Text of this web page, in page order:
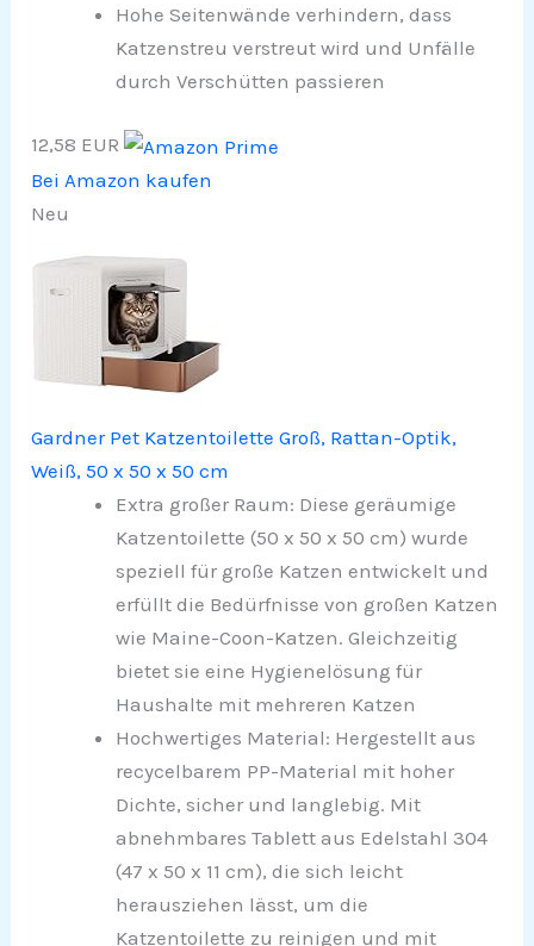
Hohe Seitenwände verhindern, dass
Katzenstreu verstreut wird und Unfälle
durch Verschütten passieren
12,58 EUR
Bei Amazon kaufen
Neu
Gardner Pet Katzentoilette Groß, Rattan-Optik,
Weiß, 50 x 50 x 50 cm
Extra großer Raum: Diese geräumige
Katzentoilette (50 x 50 x 50 cm) wurde
speziell für große Katzen entwickelt und
erfüllt die Bedürfnisse von großen Katzen
wie Maine-Coon-Katzen. Gleichzeitig
bietet sie eine Hygienelösung für
Haushalte mit mehreren Katzen
Hochwertiges Material: Hergestellt aus
recycelbarem PP-Material mit hoher
Dichte, sicher und langlebig. Mit
abnehmbares Tablett aus Edelstahl 304
(47 x 50 x 11 cm), die sich leicht
herausziehen lässt, um die
Katzentoilette zu reinigen und mit